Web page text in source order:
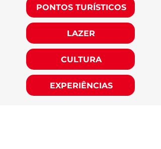
PONTOS TURÍSTICOS
LAZER
CULTURA
EXPERIÊNCIAS